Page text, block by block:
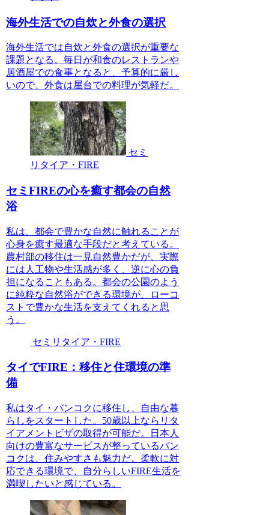
海外生活での自炊と外食の選択
海外生活では自炊と外食の選択が重要な
課題となる。毎日が和食のレストランや
居酒屋での食事となると、予算的に厳し
いので、外食は屋台での料理が気軽だ。
セミ
リタイア・FIRE
セミFIREの心を癒す都会の自然
浴
私は、都会で豊かな自然に触れることが
心身を癒す最適な手段だと考えている。
農村部の移住は一見自然豊かだが、実際
には人工物や生活感が多く、逆に心の負
担になることもある。都会の公園のよう
に純粋な自然浴ができる環境が、ローコ
ストで豊かな生活を支えてくれると思
う。
セミリタイア・FIRE
タイでFIRE：移住と住環境の準
備
私はタイ・バンコクに移住し、自由な暮
らしをスタートした。50歳以上ならリタ
イアメントビザの取得が可能だ。日本人
向けの豊富なサービスが整っているバン
コクは、住みやすさも魅力だ。柔軟に対
応できる環境で、自分らしいFIRE生活を
満喫したいと感じている。